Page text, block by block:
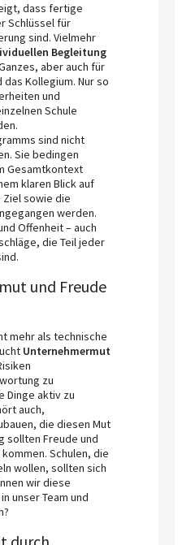
dass fertige
Schlüssel für
sind. Vielmehr
Begleitung
aber auch für
Kollegium. Nur so
und
Schule
sind nicht
Sie bedingen
Gesamtkontext
klaren Blick auf
sowie die
werden.
Offenheit – auch
die Teil jeder
und Freude
mehr als technische
Unternehmermut
zu
Dinge aktiv zu
auch,
die diesen Mut
sollten Freude und
Schulen, die
wollen, sollten sich
wir diese
unser Team und